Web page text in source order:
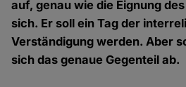
auf, genau wie die Eignung
sich. Er soll ein Tag der
Verständigung werden. Aber
sich das genaue Gegenteil ab.